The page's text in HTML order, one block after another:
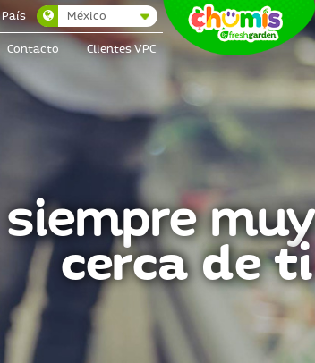
País México
Contacto Clientes VPC
siempre muy
cerca de ti